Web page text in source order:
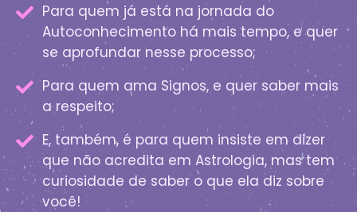
Para quem já está na jornada do
Autoconhecimento há mais tempo, e quer
se aprofundar nesse processo;
Para quem ama Signos, e quer saber mais
a respeito;
E, também, é para quem insiste em dizer
que não acredita em Astrologia, mas tem
curiosidade de saber o que ela diz sobre
você!